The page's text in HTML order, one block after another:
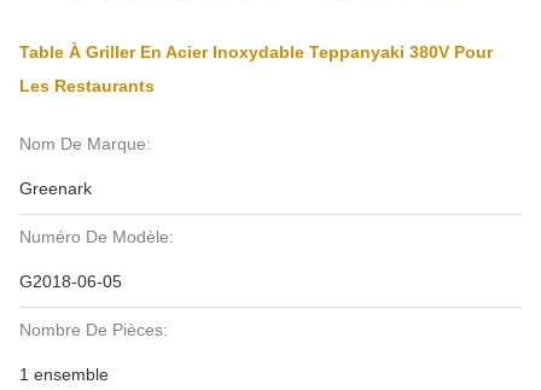
Table À Griller En Acier Inoxydable Teppanyaki 380V Pour
Les Restaurants
Nom De Marque:
Greenark
Numéro De Modèle:
G2018-06-05
Nombre De Pièces:
1 ensemble